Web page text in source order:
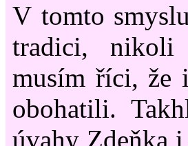
V tomto
tradici,
musím říci, že
obohatili.
úvahy Zdeňka